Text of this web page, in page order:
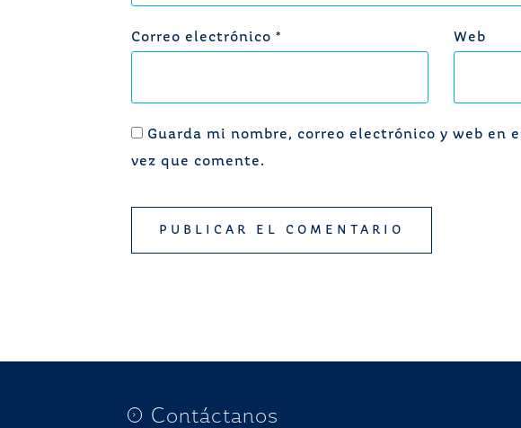
Correo electrónico * Web
Guarda mi nombre, correo electrónico y web en
vez que comente.
Contáctanos